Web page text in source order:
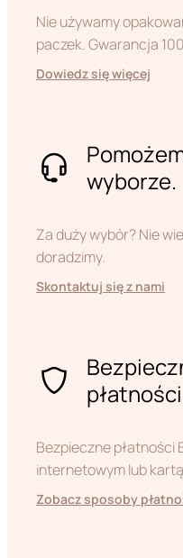
Nie używamy
paczek. Gwarancja
Dowiedz się więcej
wyborze.
Za duży wybór? Nie
doradzimy.
Skontaktuj się z nami
Bezpieczne płatności
internetowym lub
Zobacz sposoby